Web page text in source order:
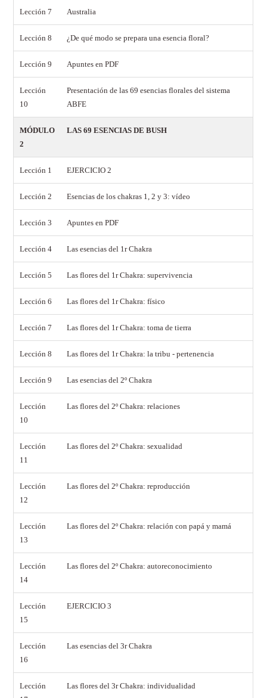
Lección 7 Australia
Lección 8 ¿De qué modo se prepara una esencia floral?
Lección 9 Apuntes en PDF
Lección
10
Presentación de las 69 esencias florales del sistema
ABFE
MÓDULO
2
LAS 69 ESENCIAS DE BUSH
Lección 1 EJERCICIO 2
Lección 2 Esencias de los chakras 1, 2 y 3: vídeo
Lección 3 Apuntes en PDF
Lección 4 Las esencias del 1r Chakra
Lección 5 Las flores del 1r Chakra: supervivencia
Lección 6 Las flores del 1r Chakra: físico
Lección 7 Las flores del 1r Chakra: toma de tierra
Lección 8 Las flores del 1r Chakra: la tribu - pertenencia
Lección 9 Las esencias del 2º Chakra
Lección
10
Las flores del 2º Chakra: relaciones
Lección
11
Las flores del 2º Chakra: sexualidad
Lección
12
Las flores del 2º Chakra: reproducción
Lección
13
Las flores del 2º Chakra: relación con papá y mamá
Lección
14
Las flores del 2º Chakra: autoreconocimiento
Lección
15
EJERCICIO 3
Lección
16
Las esencias del 3r Chakra
Lección
Las flores del 3r Chakra: individualidad